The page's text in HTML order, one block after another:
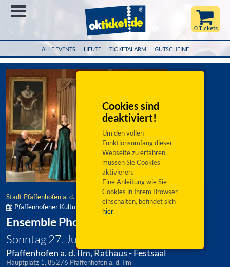
ALLE EVENTS HEUTE TICKETALARM GUTSCHEINE
0 Tickets
Cookies sind
deaktiviert!
Um den vollen
Funktionsumfang dieser
Webseite zu erfahren,
müssen Sie Cookies
aktivieren.
Eine Anleitung wie Sie
Cookies in Ihrem Browser
einschalten, befindet sich
hier.
Stadt Pfaffenhofen a. d. Ilm
Pfaffenhofener Kultursommer:
Ensemble Phoenix: Toujours l'amour
Sonntag 27. Juli 2025
Pfaffenhofen a. d. Ilm, Rathaus - Festsaal
Hauptplatz 1, 85276 Pfaffenhofen a. d. Ilm